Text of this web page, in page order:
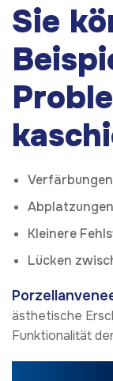
Sie
Verfärbungen
Kleinere
Lücken
ästhetische
Funktionalität